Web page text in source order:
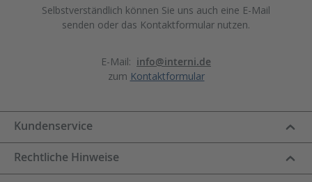
Selbstverständlich können Sie uns auch eine E-Mail
senden oder das Kontaktformular nutzen.
E-Mail: info@interni.de
zum Kontaktformular
Kundenservice
Rechtliche Hinweise